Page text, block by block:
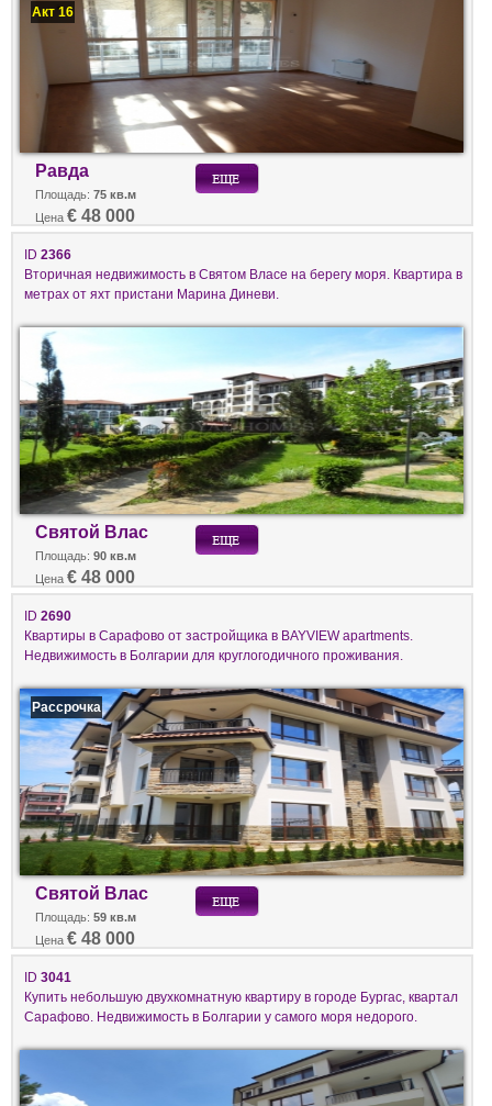
Акт 16
Равда
Площадь: 75 кв.м
Цена € 48 000
ID 2366
Вторичная недвижимость в Святом Власе на берегу моря. Квартира в
метрах от яхт пристани Марина Диневи.
Святой Влас
Площадь: 90 кв.м
Цена € 48 000
ID 2690
Квартиры в Сарафово от застройщика в BAYVIEW apartments.
Недвижимость в Болгарии для круглогодичного проживания.
Рассрочка
Святой Влас
Площадь: 59 кв.м
Цена € 48 000
ID 3041
Купить небольшую двухкомнатную квартиру в городе Бургас, квартал
Сарафово. Недвижимость в Болгарии у самого моря недорого.